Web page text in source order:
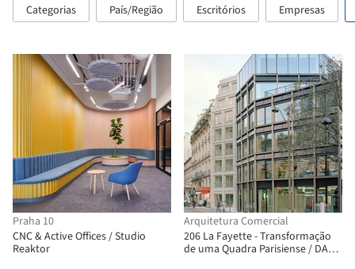
Categorias País/Região Escritórios Empresas
Praha 10
CNC & Active Offices / Studio
Reaktor
Arquitetura Comercial
206 La Fayette - Transformação
de uma Quadra Parisiense / DATA